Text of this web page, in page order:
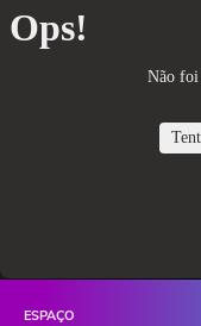
ESPAÇO